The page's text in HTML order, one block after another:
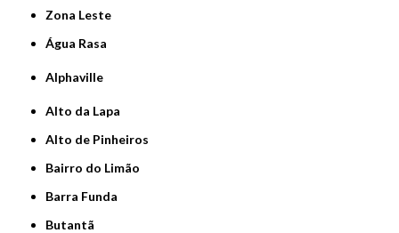
Zona Leste
Água Rasa
Alphaville
Alto da Lapa
Alto de Pinheiros
Bairro do Limão
Barra Funda
Butantã